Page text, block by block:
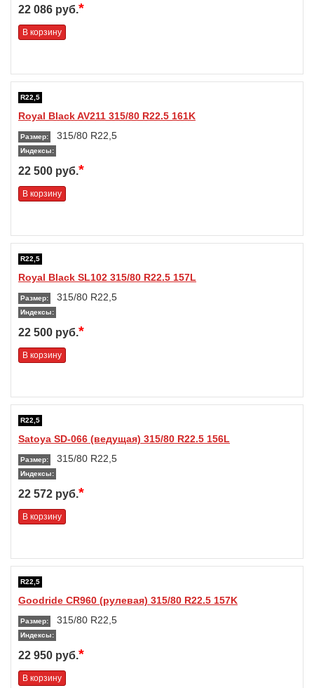
22 086 руб.*
В корзину
R22,5
Royal Black AV211 315/80 R22.5 161K
Размер: 315/80 R22,5
Индексы:
22 500 руб.*
В корзину
R22,5
Royal Black SL102 315/80 R22.5 157L
Размер: 315/80 R22,5
Индексы:
22 500 руб.*
В корзину
R22,5
Satoya SD-066 (ведущая) 315/80 R22.5 156L
Размер: 315/80 R22,5
Индексы:
22 572 руб.*
В корзину
R22,5
Goodride CR960 (рулевая) 315/80 R22.5 157K
Размер: 315/80 R22,5
Индексы:
22 950 руб.*
В корзину